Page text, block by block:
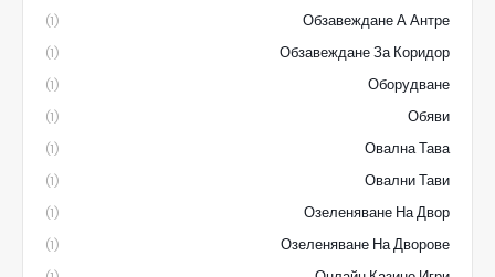
Обзавеждане А Антре
(1)
Обзавеждане За Коридор
(1)
Оборудване
(1)
Обяви
(1)
Овална Тава
(1)
Овални Тави
(1)
Озеленяване На Двор
(1)
Озеленяване На Дворове
(1)